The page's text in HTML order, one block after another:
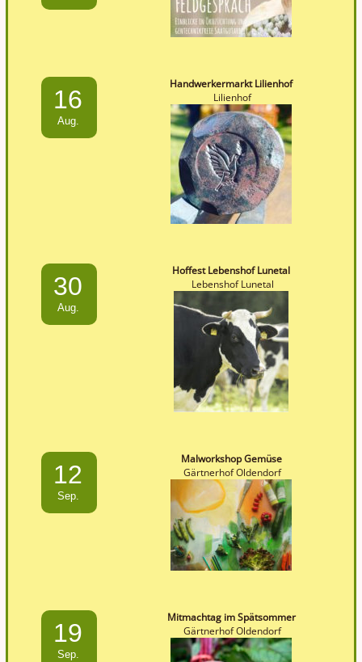
16
Aug.
Handwerkermarkt Lilienhof
Lilienhof
30
Aug.
Hoffest Lebenshof Lunetal
Lebenshof Lunetal
12
Sep.
Malworkshop Gemüse
Gärtnerhof Oldendorf
19
Sep.
Mitmachtag im Spätsommer
Gärtnerhof Oldendorf